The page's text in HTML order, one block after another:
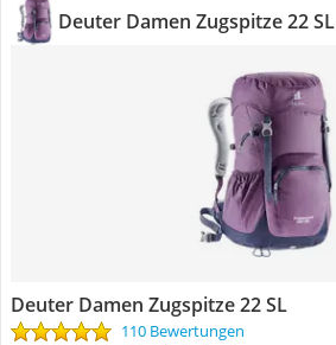
Deuter Damen Zugspitze 22 SL
Deuter Damen Zugspitze 22 SL
110 Bewertungen